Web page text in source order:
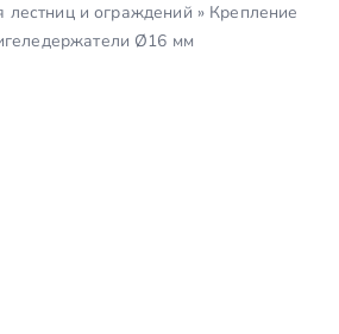
и ограждений » Крепление
Ø16 мм